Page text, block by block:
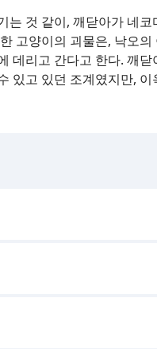
는 것 같이, 깨닫아가 네
고양이의 괴물은, 낙오
데리고 간다고 한다. 깨
있고 있던 조계였지만,